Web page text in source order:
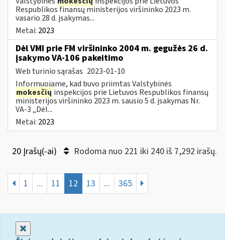
Respublikos finansų ministerijos viršininko 2023 m.
vasario 28 d. įsakymas...
Metai: 2023
Dėl VMI prie FM viršininko 2004 m. gegužės 26 d.
įsakymo VA-106 pakeitimo
Web turinio sąrašas 2023-01-10
Informuojame, kad buvo priimtas Valstybinės
mokesčių inspekcijos prie Lietuvos Respublikos finansų
ministerijos viršininko 2023 m. sausio 5 d. įsakymas Nr.
VA-3 „Dėl...
Metai: 2023
20 Įrašų(-ai) Rodoma nuo 221 iki 240 iš 7,292 irašų.
1 ... 11 12 13 ... 365